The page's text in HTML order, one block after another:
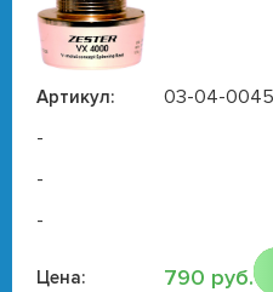
Артикул:
03-04-0045
-
-
-
Цена: 790 руб.